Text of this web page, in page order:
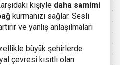
kişiyle daha samimi
kurmanızı sağlar. Sesli
ve yanlış anlaşılmaları
büyük şehirlerde
çevresi kısıtlı olan